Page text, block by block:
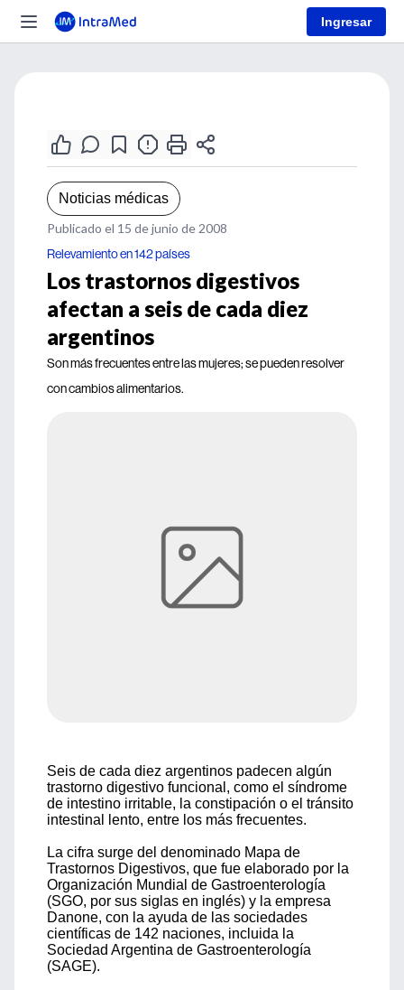
Ingresar
Noticias médicas
Publicado el 15 de junio de 2008
Relevamiento en 142 países
Los trastornos digestivos
afectan a seis de cada diez
argentinos
Son más frecuentes entre las mujeres; se pueden resolver
con cambios alimentarios.
Seis de cada diez argentinos padecen algún
trastorno digestivo funcional, como el síndrome
de intestino irritable, la constipación o el tránsito
intestinal lento, entre los más frecuentes.
La cifra surge del denominado Mapa de
Trastornos Digestivos, que fue elaborado por la
Organización Mundial de Gastroenterología
(SGO, por sus siglas en inglés) y la empresa
Danone, con la ayuda de las sociedades
científicas de 142 naciones, incluida la
Sociedad Argentina de Gastroenterología
(SAGE).